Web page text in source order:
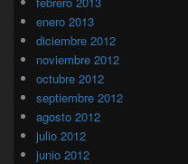
enero 2013
diciembre 2012
noviembre 2012
octubre 2012
septiembre 2012
agosto 2012
julio 2012
junio 2012